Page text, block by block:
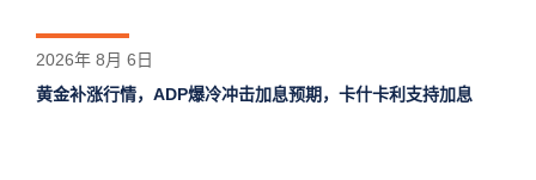
2026年 8月 6日
黄金补涨行情，ADP爆冷冲击加息预期，卡什卡利支持加息